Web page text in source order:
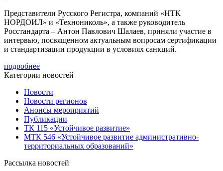
Представители Русского Регистра, компаний «НТК
НОРДОИЛ» и «Технониколь», а также руководитель
Росстандарта – Антон Павлович Шалаев, приняли участие в
интервью, посвященном актуальным вопросам сертификации
и стандартизации продукции в условиях санкций.
подробнее
Категории новостей
Новости
Новости регионов
Анонсы мероприятий
Публикации
ТК 115 «Устойчивое развитие»
МТК 546 «Устойчивое развитие административно-
территориальных образований»
Рассылка новостей